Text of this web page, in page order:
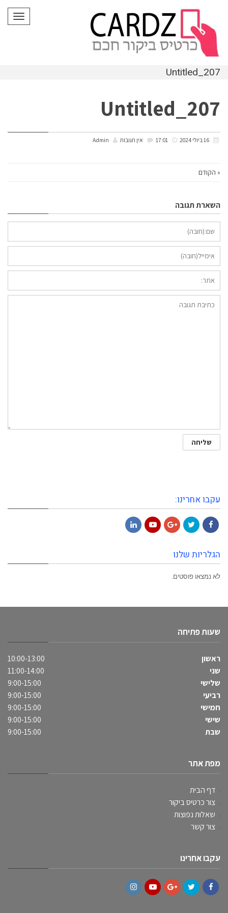
תפריט
Untitled_207
Untitled_207
אין תגובות Admin
« הקודם
השארת תגובה
עקבו אחרינו:
הגלריות שלנו
לא נמצאו פוסטים.
שעות פתיחה
ראשון
10:00-13:00
שני
11:00-14:00
שלישי
9:00-15:00
רביעי
9:00-15:00
חמישי
9:00-15:00
שישי
9:00-15:00
שבת
9:00-15:00
מפת אתר
דף הבית
צור כרטיס ביקור
שאלות נפוצות
צור קשר
עקבו אחרינו